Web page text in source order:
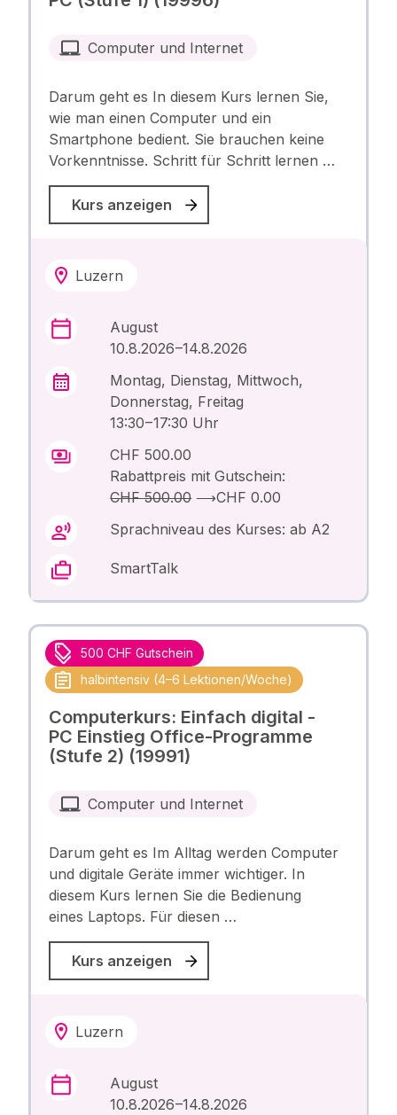
Computer und Internet
Darum geht es In diesem Kurs lernen Sie,
wie man einen Computer und ein
Smartphone bedient. Sie brauchen keine
Vorkenntnisse. Schritt für Schritt lernen …
Kurs anzeigen
Luzern
August
10.8.2026 –14.8.2026
Montag, Dienstag, Mittwoch,
Donnerstag, Freitag
13:30 – 17:30 Uhr
CHF 500.00
Rabattpreis mit Gutschein:
CHF 500.00⟶CHF 0.00
Sprachniveau des Kurses: ab A2
SmartTalk
500 CHF Gutschein
halbintensiv (4–6 Lektionen/Woche)
Computerkurs: Einfach digital -
PC Einstieg Office-Programme
(Stufe 2) (19991)
Computer und Internet
Darum geht es Im Alltag werden Computer
und digitale Geräte immer wichtiger. In
diesem Kurs lernen Sie die Bedienung
eines Laptops. Für diesen …
Kurs anzeigen
Luzern
August
10.8.2026 –14.8.2026